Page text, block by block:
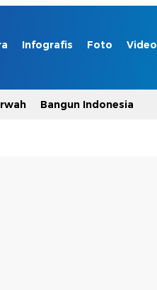
Infografis Foto Video
Bangun Indonesia